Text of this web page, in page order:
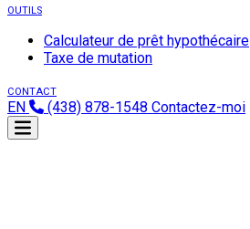
OUTILS
Calculateur de prêt hypothécaire
Taxe de mutation
CONTACT
EN (438) 878-1548 Contactez-moi